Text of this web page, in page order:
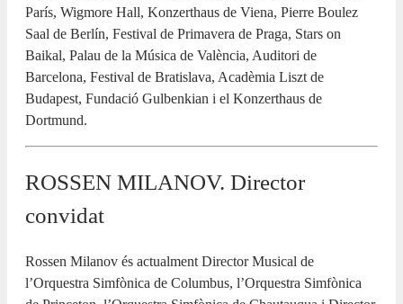
París, Wigmore Hall, Konzerthaus de Viena, Pierre Boulez
Saal de Berlín, Festival de Primavera de Praga, Stars on
Baikal, Palau de la Música de València, Auditori de
Barcelona, Festival de Bratislava, Acadèmia Liszt de
Budapest, Fundació Gulbenkian i el Konzerthaus de
Dortmund.
ROSSEN MILANOV. Director
convidat
Rossen Milanov és actualment Director Musical de
l’Orquestra Simfònica de Columbus, l’Orquestra Simfònica